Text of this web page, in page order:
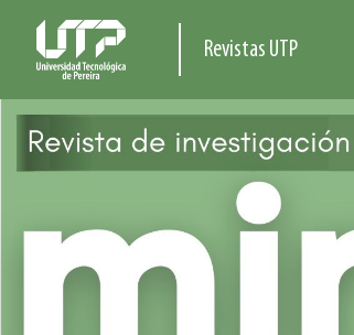
Revistas UTP